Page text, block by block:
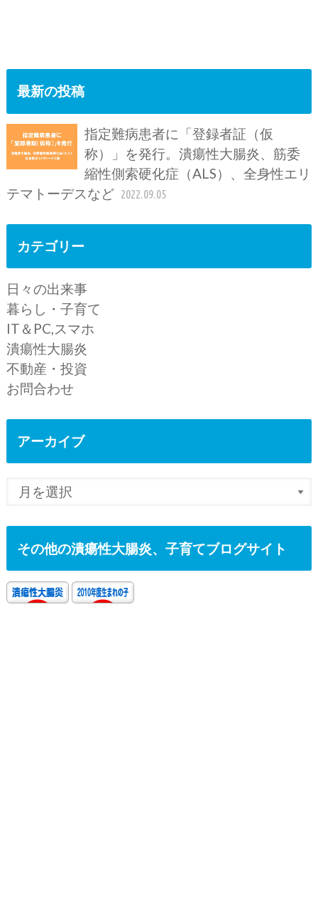
最新の投稿
指定難病患者に「登録者証（仮
称）」を発行。潰瘍性大腸炎、筋委
縮性側索硬化症（ALS）、全身性エリ
テマトーデスなど 2022.09.05
カテゴリー
日々の出来事
暮らし・子育て
IT＆PC,スマホ
潰瘍性大腸炎
不動産・投資
お問合わせ
アーカイブ
その他の潰瘍性大腸炎、子育てブログサイト